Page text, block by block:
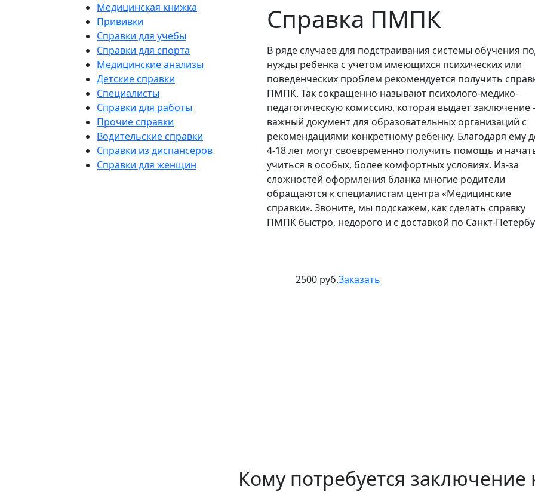
Медицинская книжка
Прививки
Справки для учебы
Справки для спорта
Медицинские анализы
Детские справки
Специалисты
Справки для работы
Прочие справки
Водительские справки
Справки из диспансеров
Справки для женщин
Справка ПМПК
В ряде случаев для подстраивания системы обучения
нужды ребенка с учетом имеющихся психических или
поведенческих проблем рекомендуется получить
ПМПК. Так сокращенно называют психолого-медико-
педагогическую комиссию, которая выдает заключение
важный документ для образовательных организаций с
рекомендациями конкретному ребенку. Благодаря ему
4-18 лет могут своевременно получить помощь и
учиться в особых, более комфортных условиях. Из-за
сложностей оформления бланка многие родители
обращаются к специалистам центра «Медицинские
справки». Звоните, мы подскажем, как сделать справку
ПМПК быстро, недорого и с доставкой по Санкт-
2500 руб.Заказать
Кому потребуется заключение